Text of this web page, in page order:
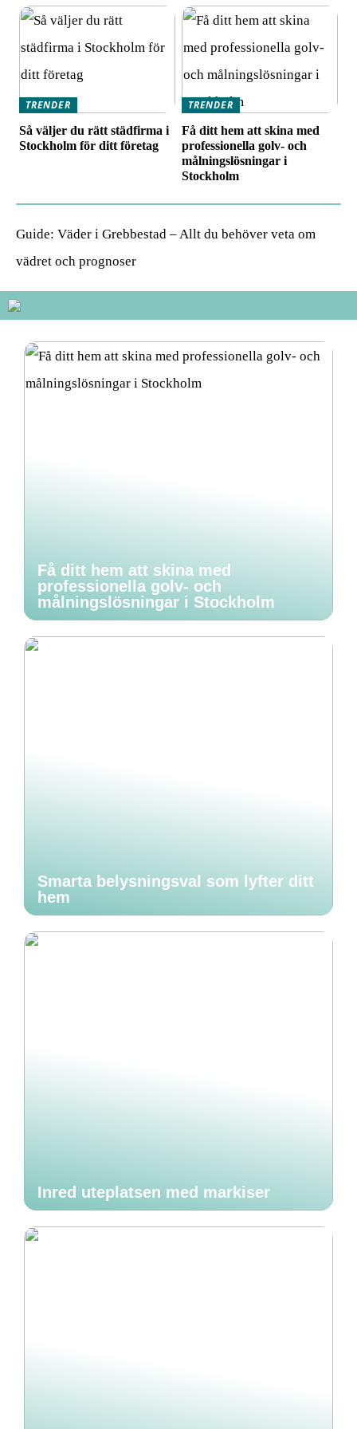
TRENDER
Så väljer du rätt städfirma i
Stockholm för ditt företag
TRENDER
Få ditt hem att skina med
professionella golv- och
målningslösningar i
Stockholm
Guide: Väder i Grebbestad – Allt du behöver veta om
vädret och prognoser
Få ditt hem att skina med
professionella golv- och
målningslösningar i Stockholm
Smarta belysningsval som lyfter ditt
hem
Inred uteplatsen med markiser